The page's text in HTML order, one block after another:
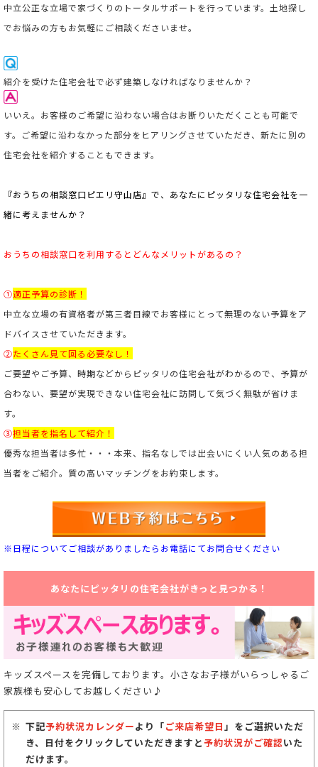
中立公正な立場で家づくりのトータルサポートを行っています。 土地探し
でお悩みの方もお気軽にご相談くださいませ。
紹介を受けた住宅会社で必ず建築しなければなりませんか？
いいえ。お客様のご希望に沿わない場合はお断りいただくことも可能で
す。ご希望に沿わなかった部分をヒアリングさせていただき、新たに別の
住宅会社を紹介することもできます。
『おうちの相談窓口ピエリ守山店』で、あなたにピッタリな住宅会社を一
緒に考えませんか？
おうちの相談窓口を利用すると どんなメリットがあるの？
①適正予算の診断！
中立な立場の有資格者が第三者目線でお客様にとって無理のない予算をア
ドバイスさせていただきます。
②たくさん見て回る必要なし！
ご要望やご予算、時期などからピッタリの住宅会社がわかるので、予算が
合わない、要望が実現できない住宅会社に訪問して気づく無駄が省けま
す。
③担当者を指名して紹介！
優秀な担当者は多忙・・・本来、指名なしでは出会いにくい人気のある担
当者をご紹介。 質の高いマッチングをお約束します。
※日程についてご相談がありましたらお電話にてお問合せください
あなたにピッタリの住宅会社がきっと見つかる！
キッズスペースを完備しております。小さなお子様がいらっしゃるご
家族様も安心してお越しください♪
下記予約状況カレンダーより「ご来店希望日」をご選択いただ
き、日付をクリックしていただきますと予約状況がご確認いた
だけます。